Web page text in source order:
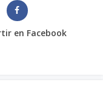
en Facebook